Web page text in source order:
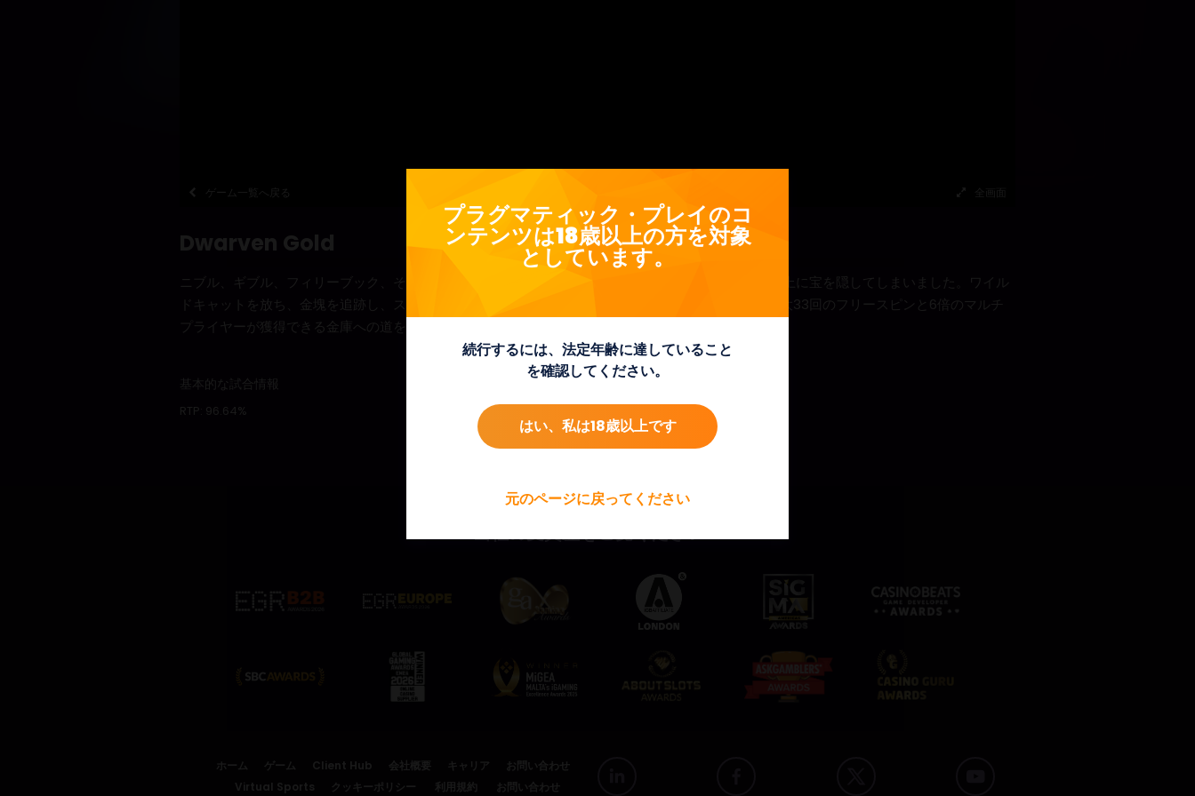
ゲーム一覧へ戻る 全画面
Dwarven Gold
ニブル、ギブル、フィリーブック、そしてフェスウィックがパーティに出かけている間に、25ライン上に宝を隠してしまいました。ワイル
ドキャットを放ち、金塊を追跡し、スキャッターバタフライを捕獲して手がかりを探しましょう。最大33回のフリースピンと6倍のマルチ
プライヤーが獲得できる金庫への道を探りましょう！
基本的な試合情報
RTP: 96.64%
当社の受賞歴をご覧ください！
ホーム ゲーム Client Hub 会社概要 キャリア
お問い合わせ
Virtual Sports
クッキーポリシー 利用規約 お問い合わせ
プラグマティック・プレイのコ
ンテンツは18歳以上の方を対象
としています。
続行するには、法定年齢に達していること
を確認してください。
はい、私は18歳以上です
元のページに戻ってください